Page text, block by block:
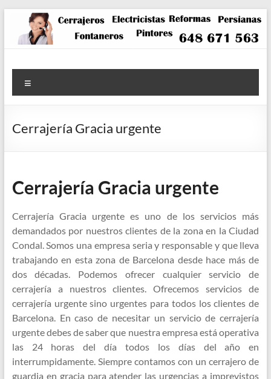
contenido
Cerrajería Gracia urgente
Cerrajería Gracia urgente
Cerrajería Gracia urgente es uno de los servicios más
demandados por nuestros clientes de la zona en la Ciudad
Condal. Somos una empresa seria y responsable y que lleva
trabajando en esta zona de Barcelona desde hace más de
dos décadas. Podemos ofrecer cualquier servicio de
cerrajería a nuestros clientes. Ofrecemos servicios de
cerrajería urgente sino urgentes para todos los clientes de
Barcelona. En caso de necesitar un servicio de cerrajería
urgente debes de saber que nuestra empresa está operativa
las 24 horas del día todos los días del año en
interrumpidamente. Siempre contamos con un cerrajero de
guardia en gracia para atender las urgencias a imprevistos